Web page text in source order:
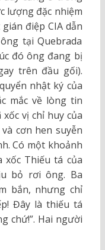
lượng đặc nhiệm
điệp CIA dẫn
tại Quebrada
đó ông đang bị
trên đầu gối).
nhật ký của
mắc về lòng tin
vị chỉ huy của
cơn hen suyễn
Có một khoảnh
Thiếu tá của
bỏ rơi ông. Ba
bắn, nhưng chỉ
Đây là thiếu tá
chứ!”. Hai người